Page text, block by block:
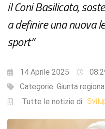
il Coni Basilicata,
a definire una nuova
sport”
14 Aprile 2025
Categorie: Giunta
Tutte le notizie di